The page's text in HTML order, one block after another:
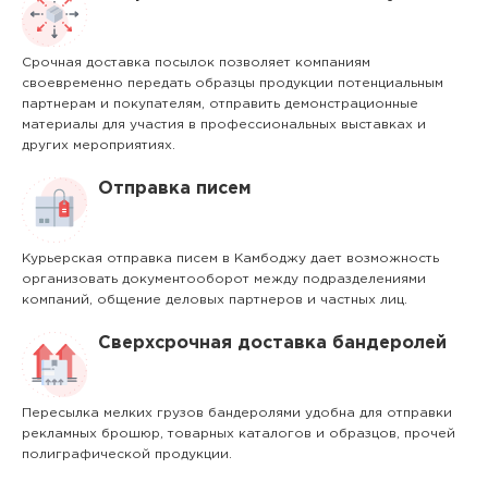
Срочная доставка посылок позволяет компаниям
своевременно передать образцы продукции потенциальным
партнерам и покупателям, отправить демонстрационные
материалы для участия в профессиональных выставках и
других мероприятиях.
Отправка писем
Курьерская отправка писем в Камбоджу дает возможность
организовать документооборот между подразделениями
компаний, общение деловых партнеров и частных лиц.
Сверхсрочная доставка бандеролей
Пересылка мелких грузов бандеролями удобна для отправки
рекламных брошюр, товарных каталогов и образцов, прочей
полиграфической продукции.